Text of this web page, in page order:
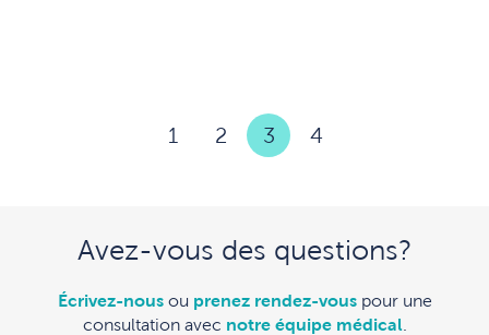
1 2 3 4
Avez-vous des questions?
Écrivez-nousou prenez rendez-vouspour une
consultation avec notre équipe médical.